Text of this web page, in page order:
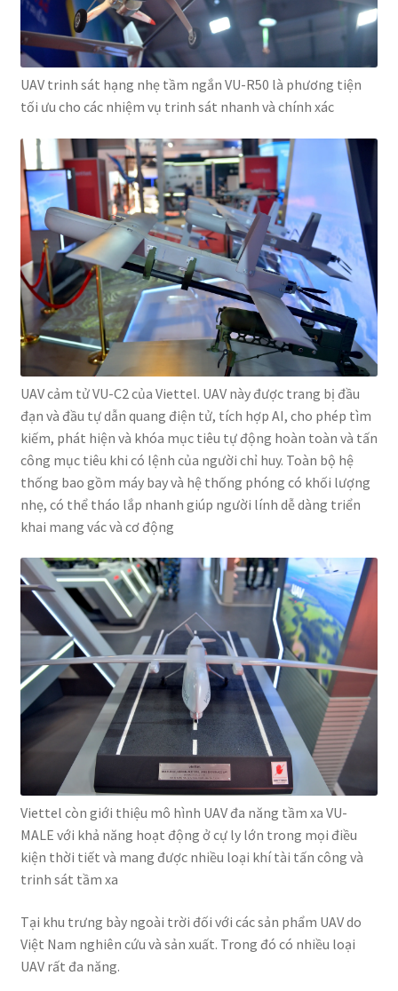
UAV trinh sát hạng nhẹ tầm ngắn VU-R50 là phương tiện
tối ưu cho các nhiệm vụ trinh sát nhanh và chính xác
UAV cảm tử VU-C2 của Viettel. UAV này được trang bị đầu
đạn và đầu tự dẫn quang điện tử, tích hợp AI, cho phép tìm
kiếm, phát hiện và khóa mục tiêu tự động hoàn toàn và tấn
công mục tiêu khi có lệnh của người chỉ huy. Toàn bộ hệ
thống bao gồm máy bay và hệ thống phóng có khối lượng
nhẹ, có thể tháo lắp nhanh giúp người lính dễ dàng triển
khai mang vác và cơ động
Viettel còn giới thiệu mô hình UAV đa năng tầm xa VU-
MALE với khả năng hoạt động ở cự ly lớn trong mọi điều
kiện thời tiết và mang được nhiều loại khí tài tấn công và
trinh sát tầm xa
Tại khu trưng bày ngoài trời đối với các sản phẩm UAV do
Việt Nam nghiên cứu và sản xuất. Trong đó có nhiều loại
UAV rất đa năng.